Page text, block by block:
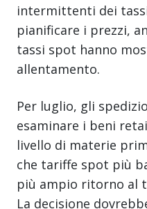
intermittenti dei
pianificare i prezzi,
tassi spot hanno
allentamento.
Per luglio, gli
esaminare i beni
livello di materie
che tariffe spot più
più ampio ritorno al
La decisione